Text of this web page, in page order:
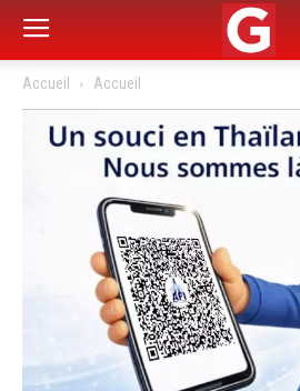
Accueil Accueil